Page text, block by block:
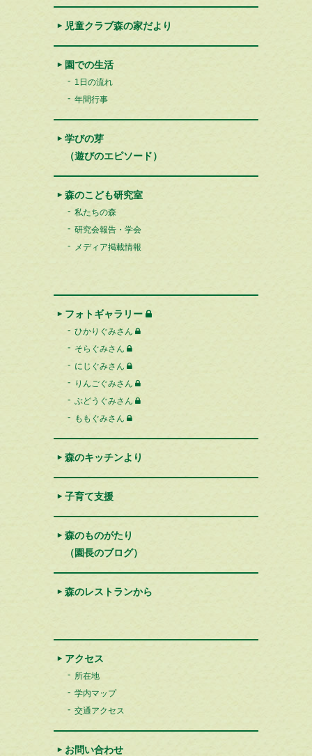
児童クラブ森の家だより
園での生活
1日の流れ
年間行事
学びの芽
（遊びのエピソード）
森のこども研究室
私たちの森
研究会報告・学会
メディア掲載情報
フォトギャラリー
ひかりぐみさん
そらぐみさん
にじぐみさん
りんごぐみさん
ぶどうぐみさん
ももぐみさん
森のキッチンより
子育て支援
森のものがたり
（園長のブログ）
森のレストランから
アクセス
所在地
学内マップ
交通アクセス
お問い合わせ